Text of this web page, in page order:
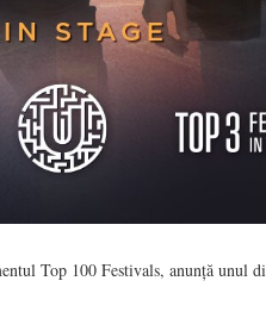
Top 100 Festivals, anunță unul